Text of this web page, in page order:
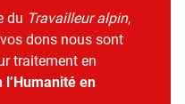
du Travailleur alpin,
dons nous sont
traitement en
en